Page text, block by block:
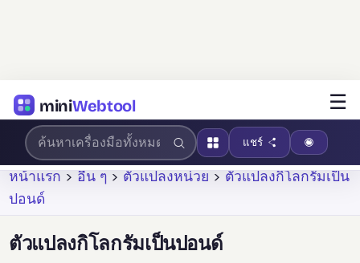
miniWebtool ☰
แชร์
หน้าแรก > อื่น ๆ > ตัวแปลงหน่วย > ตัวแปลงกิโลกรัมเป็น
ปอนด์
ตัวแปลงกิโลกรัมเป็นปอนด์